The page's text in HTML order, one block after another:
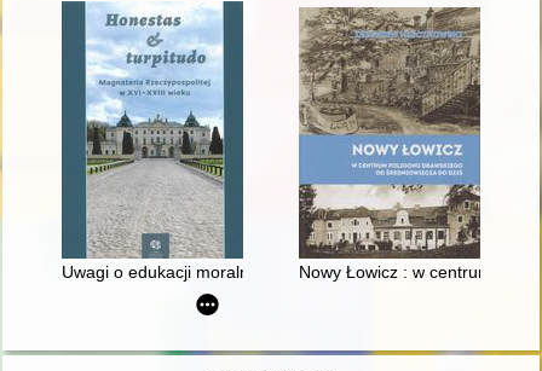
Uwagi o edukacji moralnej synów szlacheckich w XVI-
Nowy Łowicz : w centrum